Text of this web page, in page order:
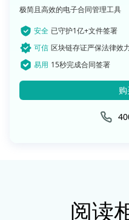
极简且高效的电子合同管理工具
安全 已守护1亿+文件签署
可信 区块链存证严保法律效
易用 15秒完成合同签署
阅读